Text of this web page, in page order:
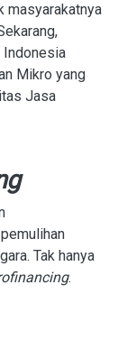
masyarakatnya
Mikro yang
Jasa
Tak hanya
.